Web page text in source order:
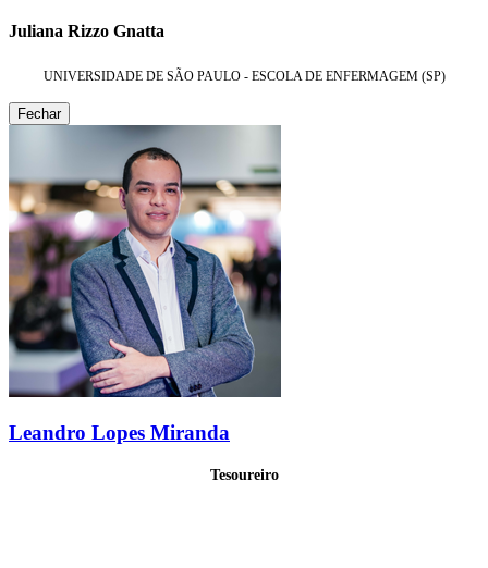
Juliana Rizzo Gnatta
UNIVERSIDADE DE SÃO PAULO - ESCOLA DE ENFERMAGEM (SP)
Fechar
Leandro Lopes Miranda
Tesoureiro